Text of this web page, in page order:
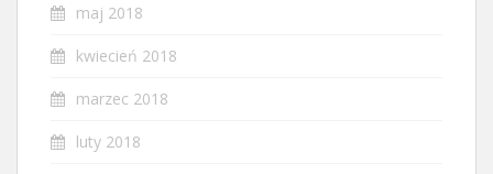
maj 2018
kwiecień 2018
marzec 2018
luty 2018